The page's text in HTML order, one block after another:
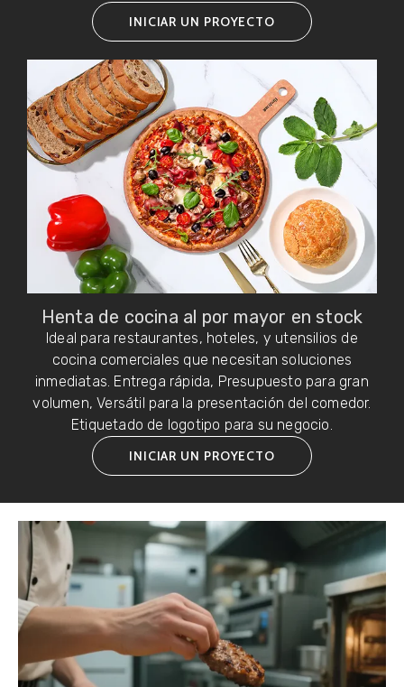
INICIAR UN PROYECTO
Henta de cocina al por mayor en stock
Ideal para restaurantes, hoteles, y utensilios de
cocina comerciales que necesitan soluciones
inmediatas. Entrega rápida, Presupuesto para gran
volumen, Versátil para la presentación del comedor.
Etiquetado de logotipo para su negocio.
INICIAR UN PROYECTO